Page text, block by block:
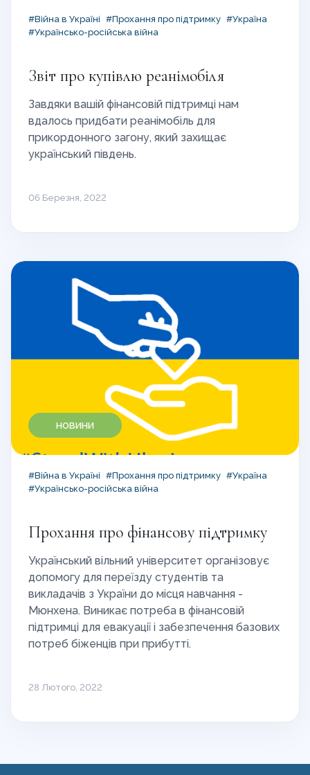
#Війна в Україні #Прохання про підтримку #Україна
#Українсько-російська війна
Звіт про купівлю реанімобіля
Завдяки вашій фінансовій підтримці нам
вдалось придбати реанімобіль для
прикордонного загону, який захищає
український південь.
06 Березня, 2022
НОВИНИ
#Війна в Україні #Прохання про підтримку #Україна
#Українсько-російська війна
Прохання про фінансову підтримку
Український вільний університет організовує
допомогу для переїзду студентів та
викладачів з України до місця навчання -
Мюнхена. Виникає потреба в фінансовій
підтримці для евакуації і забезпечення базових
потреб біженців при прибутті.
28 Лютого, 2022